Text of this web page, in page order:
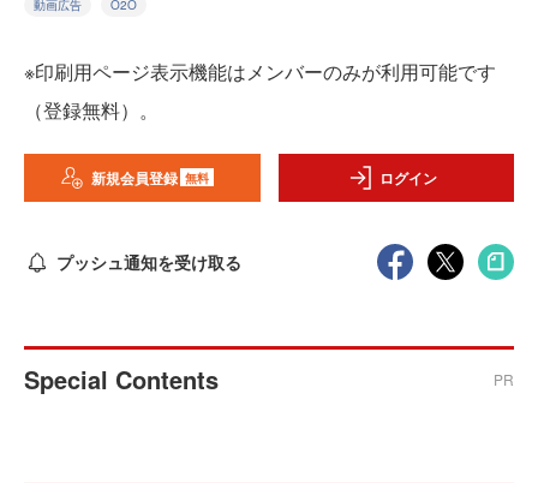
動画広告 O2O
※印刷用ページ表示機能はメンバーのみが利用可能です
（登録無料）。
新規会員登録 無料 ログイン
プッシュ通知を受け取る
Special Contents PR